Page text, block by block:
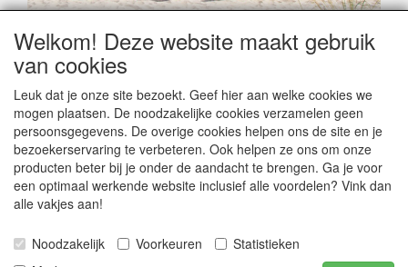
Geachte klant,
Zoals elk jaar zorgt de verlofperiode, naast een hoop
leveringsproblemen.
Sommige fabrikanten sluiten of werken met een
vakantiebezetting.
Bestellingen die vanaf +/- 15 juli geplaatst worden kunnen
hierdoor vertraging oplopen. Wanneer die voorradig is en alle
betalingsmodaliteiten zijn vervuld dan de bestelling verstuurd
worden. Indien deze nog terug moeten binnen komen dan is
Augustus stabiliseert zich dit dan wel en kunnen wij, meestal,
Welkom! Deze website maakt gebruik
van cookies
Leuk dat je onze site bezoekt. Geef hier aan welke cookies we
mogen plaatsen. De noodzakelijke cookies verzamelen geen
persoonsgegevens. De overige cookies helpen ons de site en je
bezoekerservaring te verbeteren. Ook helpen ze ons om onze
producten beter bij je onder de aandacht te brengen. Ga je voor
een optimaal werkende website inclusief alle voordelen? Vink dan
alle vakjes aan!
Noodzakelijk Voorkeuren
Statistieken